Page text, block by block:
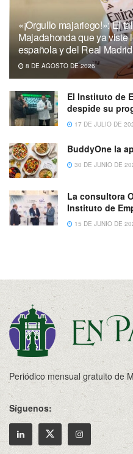
«¡Orgullo majariego!»: El
Majadahonda que ya viste
española y del Real Madrid
8 DE AGOSTO DE 2026
El Instituto de
despide su
17 DE JULIO DE
BuddyOne la
30 DE JUNIO DE
La consultora
Instituto de
15 DE JUNIO DE
Periódico mensual gratuito de
Síguenos: